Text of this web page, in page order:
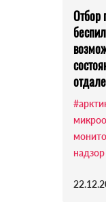
Отбор
надзор